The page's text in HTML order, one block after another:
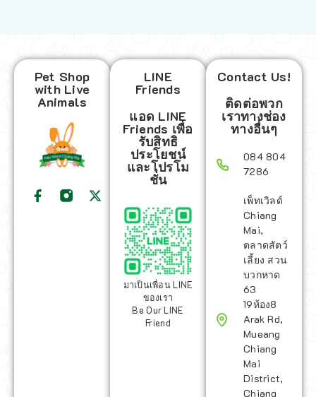
Pet Shop
with Live
Animals
LINE
Friends
แอด LINE
Friends เพื่อ
รับสิทธิ
ประโยชน์
และโปรโม
ชั่น
มาเป็นเพื่อน LINE
ของเรา
Be Our LINE
Friend
Contact Us!
ติดต่อพวก
เราทางช่อง
ทางอื่นๆ
084 804
7286
เพ็ทเวิลด์
Chiang
Mai,
ตลาดสัตว์
เลี้ยง สวน
บวกหาด
63
19ห้อง8
Arak Rd,
Mueang
Chiang
Mai
District,
Chiang